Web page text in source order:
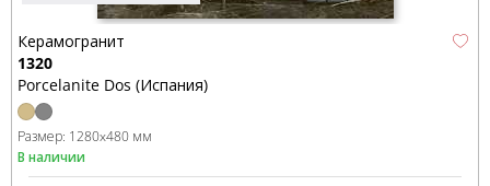
Керамогранит
1320
Porcelanite Dos (Испания)
Размер: 1280x480 мм
В наличии